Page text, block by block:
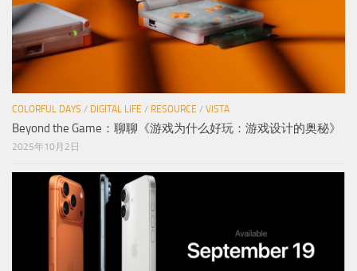
COLORFUL DAYS / DIGITAL LIFE / RESOURCE / VISTA
Beyond the Game：聊聊《游戏为什么好玩：游戏设计的奥秘》
2025年10月2日